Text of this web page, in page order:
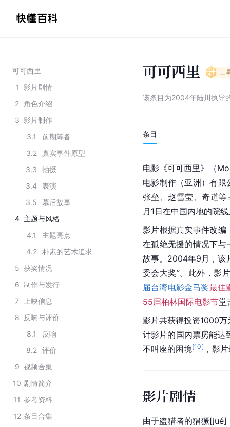
可可西里
1
影片剧情
2 角色介绍
3 影片制作
3.1
前期筹备
3.2
真实事件原型
3.3
拍摄
3.4
表演
3.5
幕后故事
4 主题与风格
4.1
主题亮点
4.2
朴素的艺术追求
5 获奖情况
6 制作与发行
7
上映信息
8
反响与评价
8.1
反响
8.2
评价
9 视频合集
10 剧情简介
11 参考资料
12 条目合集
可可西里 三
该条目为2004年陆川执导
条目
电影《可可西里》（
电影制作（亚洲）有
张垒、赵雪莹、奇道
月1日在中国内地的院
影片根据真实事件改编
在孤绝无援的情况下与
故事。2004年9月，该
委会大奖”。此外，影
届台湾电影金马奖最佳
55届柏林国际电影节堂
影片共获得投资1000
计影片的国内票房能达
不叫座的困境[10] ，影
影片剧情
由于盗猎者的猖獗[jué]